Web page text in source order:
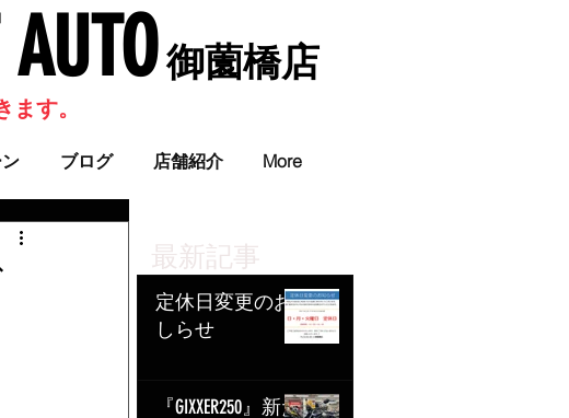
​ 御薗橋店
ブログ 店舗紹介 More
す。
最新記事
定休日変更のお
しらせ
『GIXXER250』新た